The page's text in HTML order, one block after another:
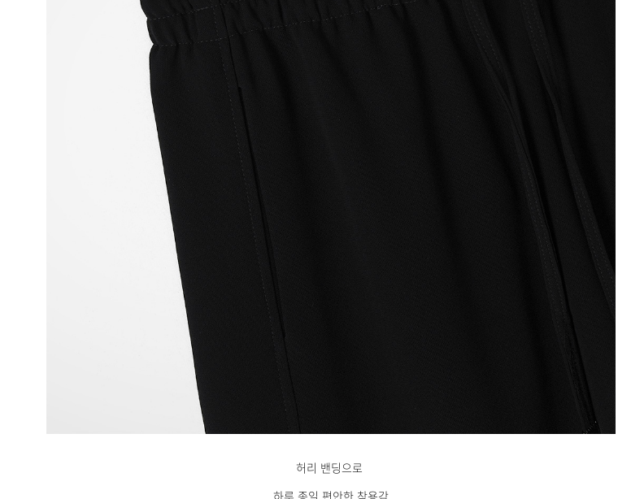
허리 밴딩으로
하루 종일 편안한 착용감